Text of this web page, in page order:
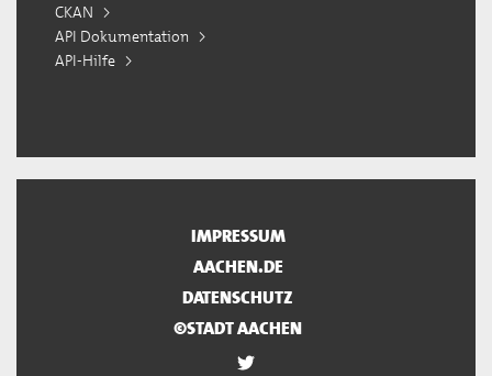
CKAN
API Dokumentation
API-Hilfe
IMPRESSUM
AACHEN.DE
DATENSCHUTZ
©STADT AACHEN